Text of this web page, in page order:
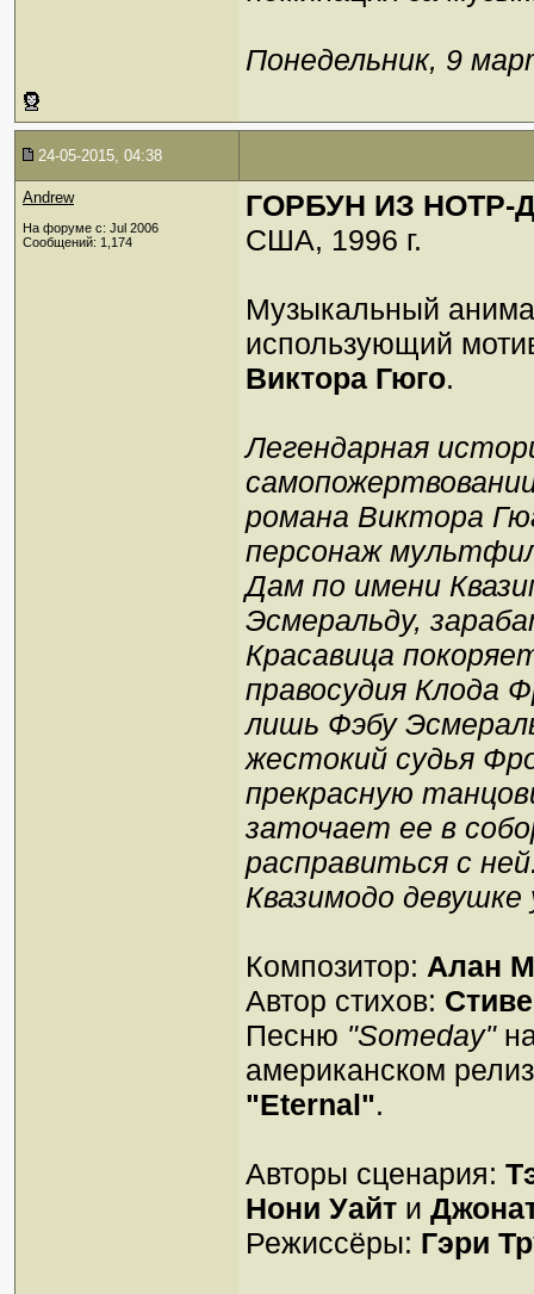
Понедельник, 9
24-05-2015, 04:38
Andrew
На форуме с: Jul 2006
Сообщений: 1,174
ГОРБУН ИЗ НОТР-
США, 1996 г.
Музыкальный
использующий
Виктора Гюго.
Легендарная
романа Виктора
персонаж
Дам по имени
Эсмеральду,
Красавица
правосудия Клода
лишь Фэбу
жестокий судья
прекрасную
заточает ее в
расправиться с
Квазимодо
Композитор: Алан
Автор стихов:
Песню "Someday"
американском
"Eternal".
Авторы сценария:
Нони Уайт и
Режиссёры: Гэри